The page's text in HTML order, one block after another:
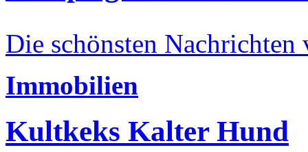
Die schönsten Nachrichten
Immobilien
Kultkeks Kalter Hund